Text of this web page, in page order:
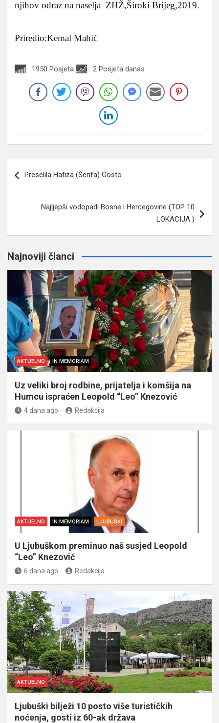
njihov odraz na naselja ZHŽ,Široki Brijeg,2019.
Priredio:Kemal Mahić
1950 Posjeta 2 Posjeta danas
članaka
Preselila Hafiza (Šerifa) Gosto
Najljepši vodopadi Bosne i Hercegovine (TOP 10
LOKACIJA )
Najnoviji članci
AKTUELNO IN MEMORIAM
Uz veliki broj rodbine, prijatelja i komšija na
Humcu ispraćen Leopold “Leo” Knezović
4 dana ago Redakcija
AKTUELNO IN MEMORIAM LJUBUŠKI
U Ljubuškom preminuo naš susjed Leopold
“Leo” Knezović
6 dana ago Redakcija
AKTUELNO
Ljubuški bilježi 10 posto više turističkih
noćenja, gosti iz 60-ak država